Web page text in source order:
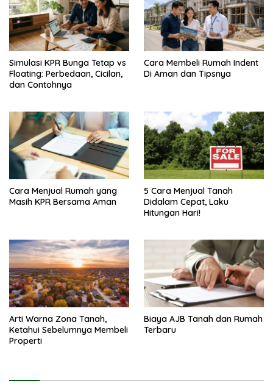
Simulasi KPR Bunga Tetap vs
Floating: Perbedaan, Cicilan,
dan Contohnya
Cara Membeli Rumah Indent
Di Aman dan Tipsnya
Cara Menjual Rumah yang
Masih KPR Bersama Aman
5 Cara Menjual Tanah
Didalam Cepat, Laku
Hitungan Hari!
Arti Warna Zona Tanah,
Ketahui Sebelumnya Membeli
Properti
Biaya AJB Tanah dan Rumah
Terbaru